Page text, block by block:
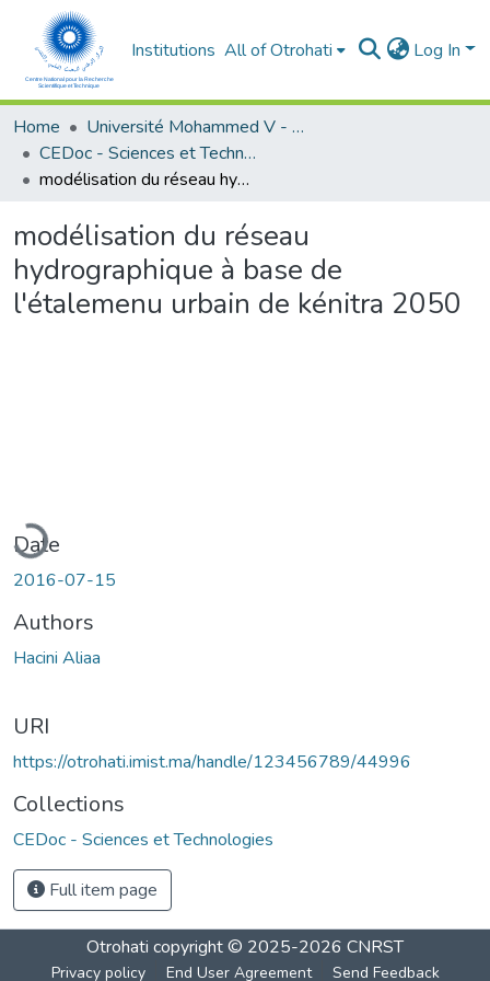
Institutions All of Otrohati Log In
Home
Université Mohammed V - Rabat
CEDoc - Sciences et Technologies
modélisation du réseau hydrographique à base de l'étalemenu urbain de kénitra 2050
modélisation du réseau
hydrographique à base de
l'étalemenu urbain de kénitra 2050
Date
2016-07-15
Authors
Hacini Aliaa
URI
https://otrohati.imist.ma/handle/123456789/44996
Collections
CEDoc - Sciences et Technologies
Full item page
Otrohati copyright © 2025-2026 CNRST
Privacy policy End User Agreement Send Feedback